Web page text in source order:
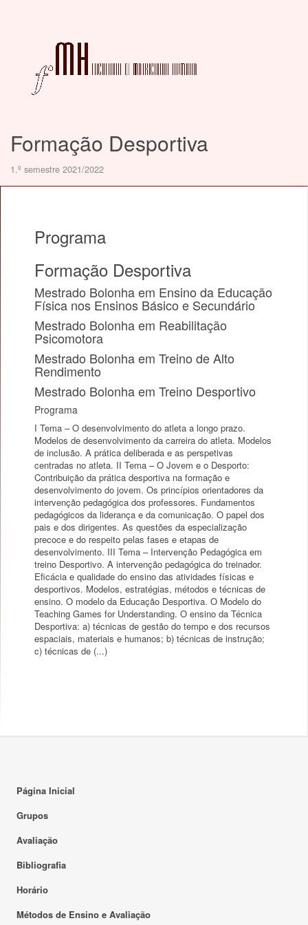
Formação Desportiva
1.º semestre 2021/2022
Programa
Formação Desportiva
Mestrado Bolonha em Ensino da Educação
Física nos Ensinos Básico e Secundário
Mestrado Bolonha em Reabilitação
Psicomotora
Mestrado Bolonha em Treino de Alto
Rendimento
Mestrado Bolonha em Treino Desportivo
Programa
I Tema – O desenvolvimento do atleta a longo prazo.
Modelos de desenvolvimento da carreira do atleta. Modelos
de inclusão. A prática deliberada e as perspetivas
centradas no atleta. II Tema – O Jovem e o Desporto:
Contribuição da prática desportiva na formação e
desenvolvimento do jovem. Os princípios orientadores da
intervenção pedagógica dos professores. Fundamentos
pedagógicos da liderança e da comunicação. O papel dos
pais e dos dirigentes. As questões da especialização
precoce e do respeito pelas fases e etapas de
desenvolvimento. III Tema – Intervenção Pedagógica em
treino Desportivo. A intervenção pedagógica do treinador.
Eficácia e qualidade do ensino das atividades físicas e
desportivos. Modelos, estratégias, métodos e técnicas de
ensino. O modelo da Educação Desportiva. O Modelo do
Teaching Games for Understanding. O ensino da Técnica
Desportiva: a) técnicas de gestão do tempo e dos recursos
espaciais, materiais e humanos; b) técnicas de instrução;
c) técnicas de (...)
Página Inicial
Grupos
Avaliação
Bibliografia
Horário
Métodos de Ensino e Avaliação